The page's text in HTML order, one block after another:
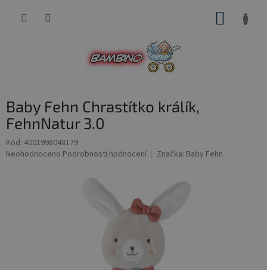
Baby Fehn Chrastítko králík,
FehnNatur 3.0
Kód: 4001998048179
Průměrné
Neohodnoceno Podrobnosti hodnocení Značka: Baby Fehn